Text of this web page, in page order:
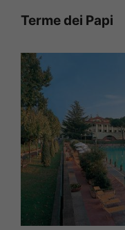
Terme dei Papi